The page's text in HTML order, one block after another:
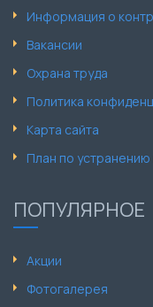
Информация о
Вакансии
Охрана труда
Политика
Карта сайта
План по
ПОПУЛЯРНОЕ
Акции
Фотогалерея